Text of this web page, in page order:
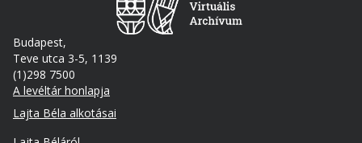
Budapest,
Teve utca 3-5, 1139
(1)298 7500
A levéltár honlapja
Footer
Lajta Béla alkotásai